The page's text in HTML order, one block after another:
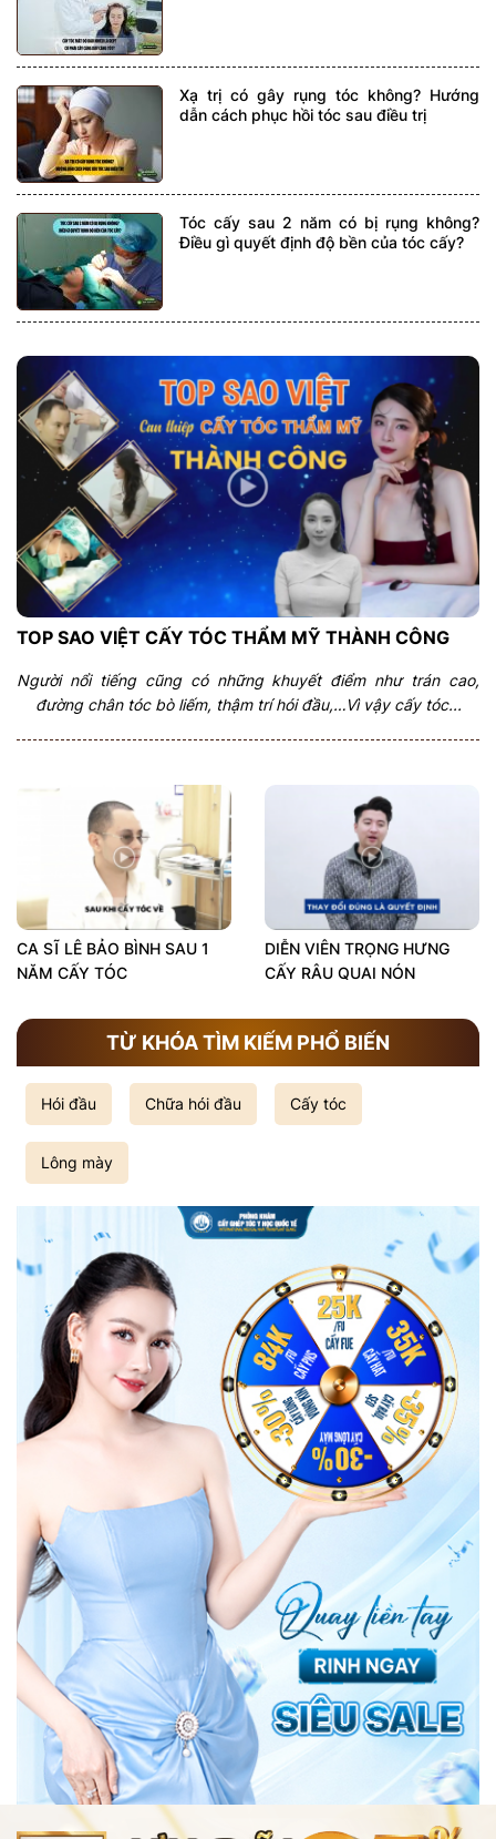
Xạ trị có gây rụng tóc không? Hướng
dẫn cách phục hồi tóc sau điều trị
Tóc cấy sau 2 năm có bị rụng không?
Điều gì quyết định độ bền của tóc cấy?
TOP SAO VIỆT CẤY TÓC THẨM MỸ THÀNH CÔNG
Người nổi tiếng cũng có những khuyết điểm như trán cao,
đường chân tóc bò liếm, thậm trí hói đầu,…Vì vậy cấy tóc...
CA SĨ LÊ BẢO BÌNH SAU 1
NĂM CẤY TÓC
DIỄN VIÊN TRỌNG HƯNG
CẤY RÂU QUAI NÓN
TỪ KHÓA TÌM KIẾM PHỔ BIẾN
Hói đầu Chữa hói đầu Cấy tóc
Lông mày